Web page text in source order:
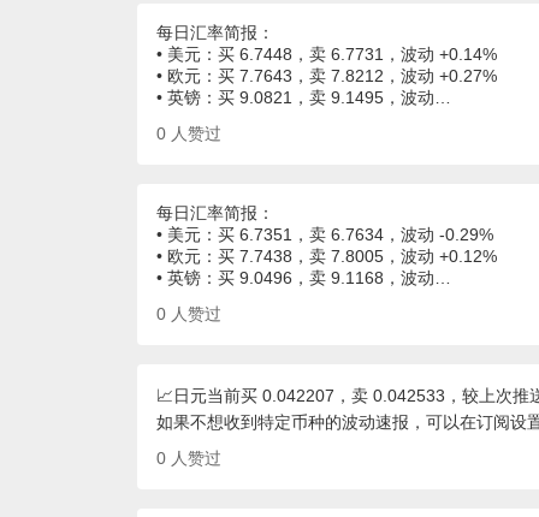
每日汇率简报：
• 美元：买 6.7448，卖 6.7731，波动 +0.14%
• 欧元：买 7.7643，卖 7.8212，波动 +0.27%
• 英镑：买 9.0821，卖 9.1495，波动…
0 人赞过
每日汇率简报：
• 美元：买 6.7351，卖 6.7634，波动 -0.29%
• 欧元：买 7.7438，卖 7.8005，波动 +0.12%
• 英镑：买 9.0496，卖 9.1168，波动…
0 人赞过
📈日元当前买 0.042207，卖 0.042533，较上次推
如果不想收到特定币种的波动速报，可以在订阅设
0 人赞过